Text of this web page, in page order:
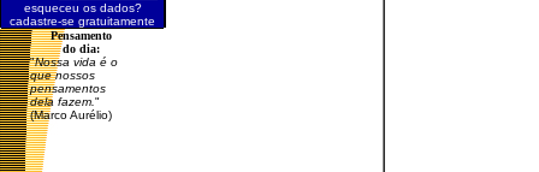
esqueceu os dados?
cadastre-se gratuitamente
Pensamento
do dia:
"Nossa vida é o
que nossos
pensamentos
dela fazem. "
(Marco Aurélio)